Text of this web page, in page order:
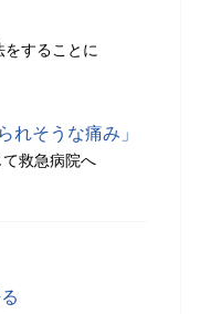
することに
れそうな痛み」
救急病院へ